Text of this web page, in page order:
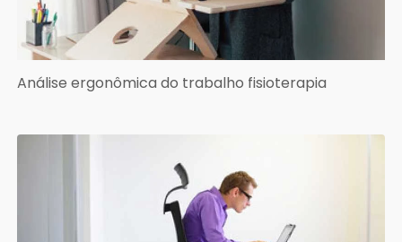
Análise ergonômica do trabalho fisioterapia